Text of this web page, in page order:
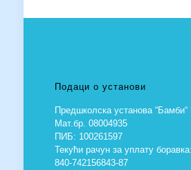
Подаци о установи
Предшколска установа “Бамби“
Мат.бр. 08004935
ПИБ: 100261597
Текући рачун за уплату боравка:
840-742156843-87